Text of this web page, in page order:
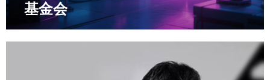
基金会